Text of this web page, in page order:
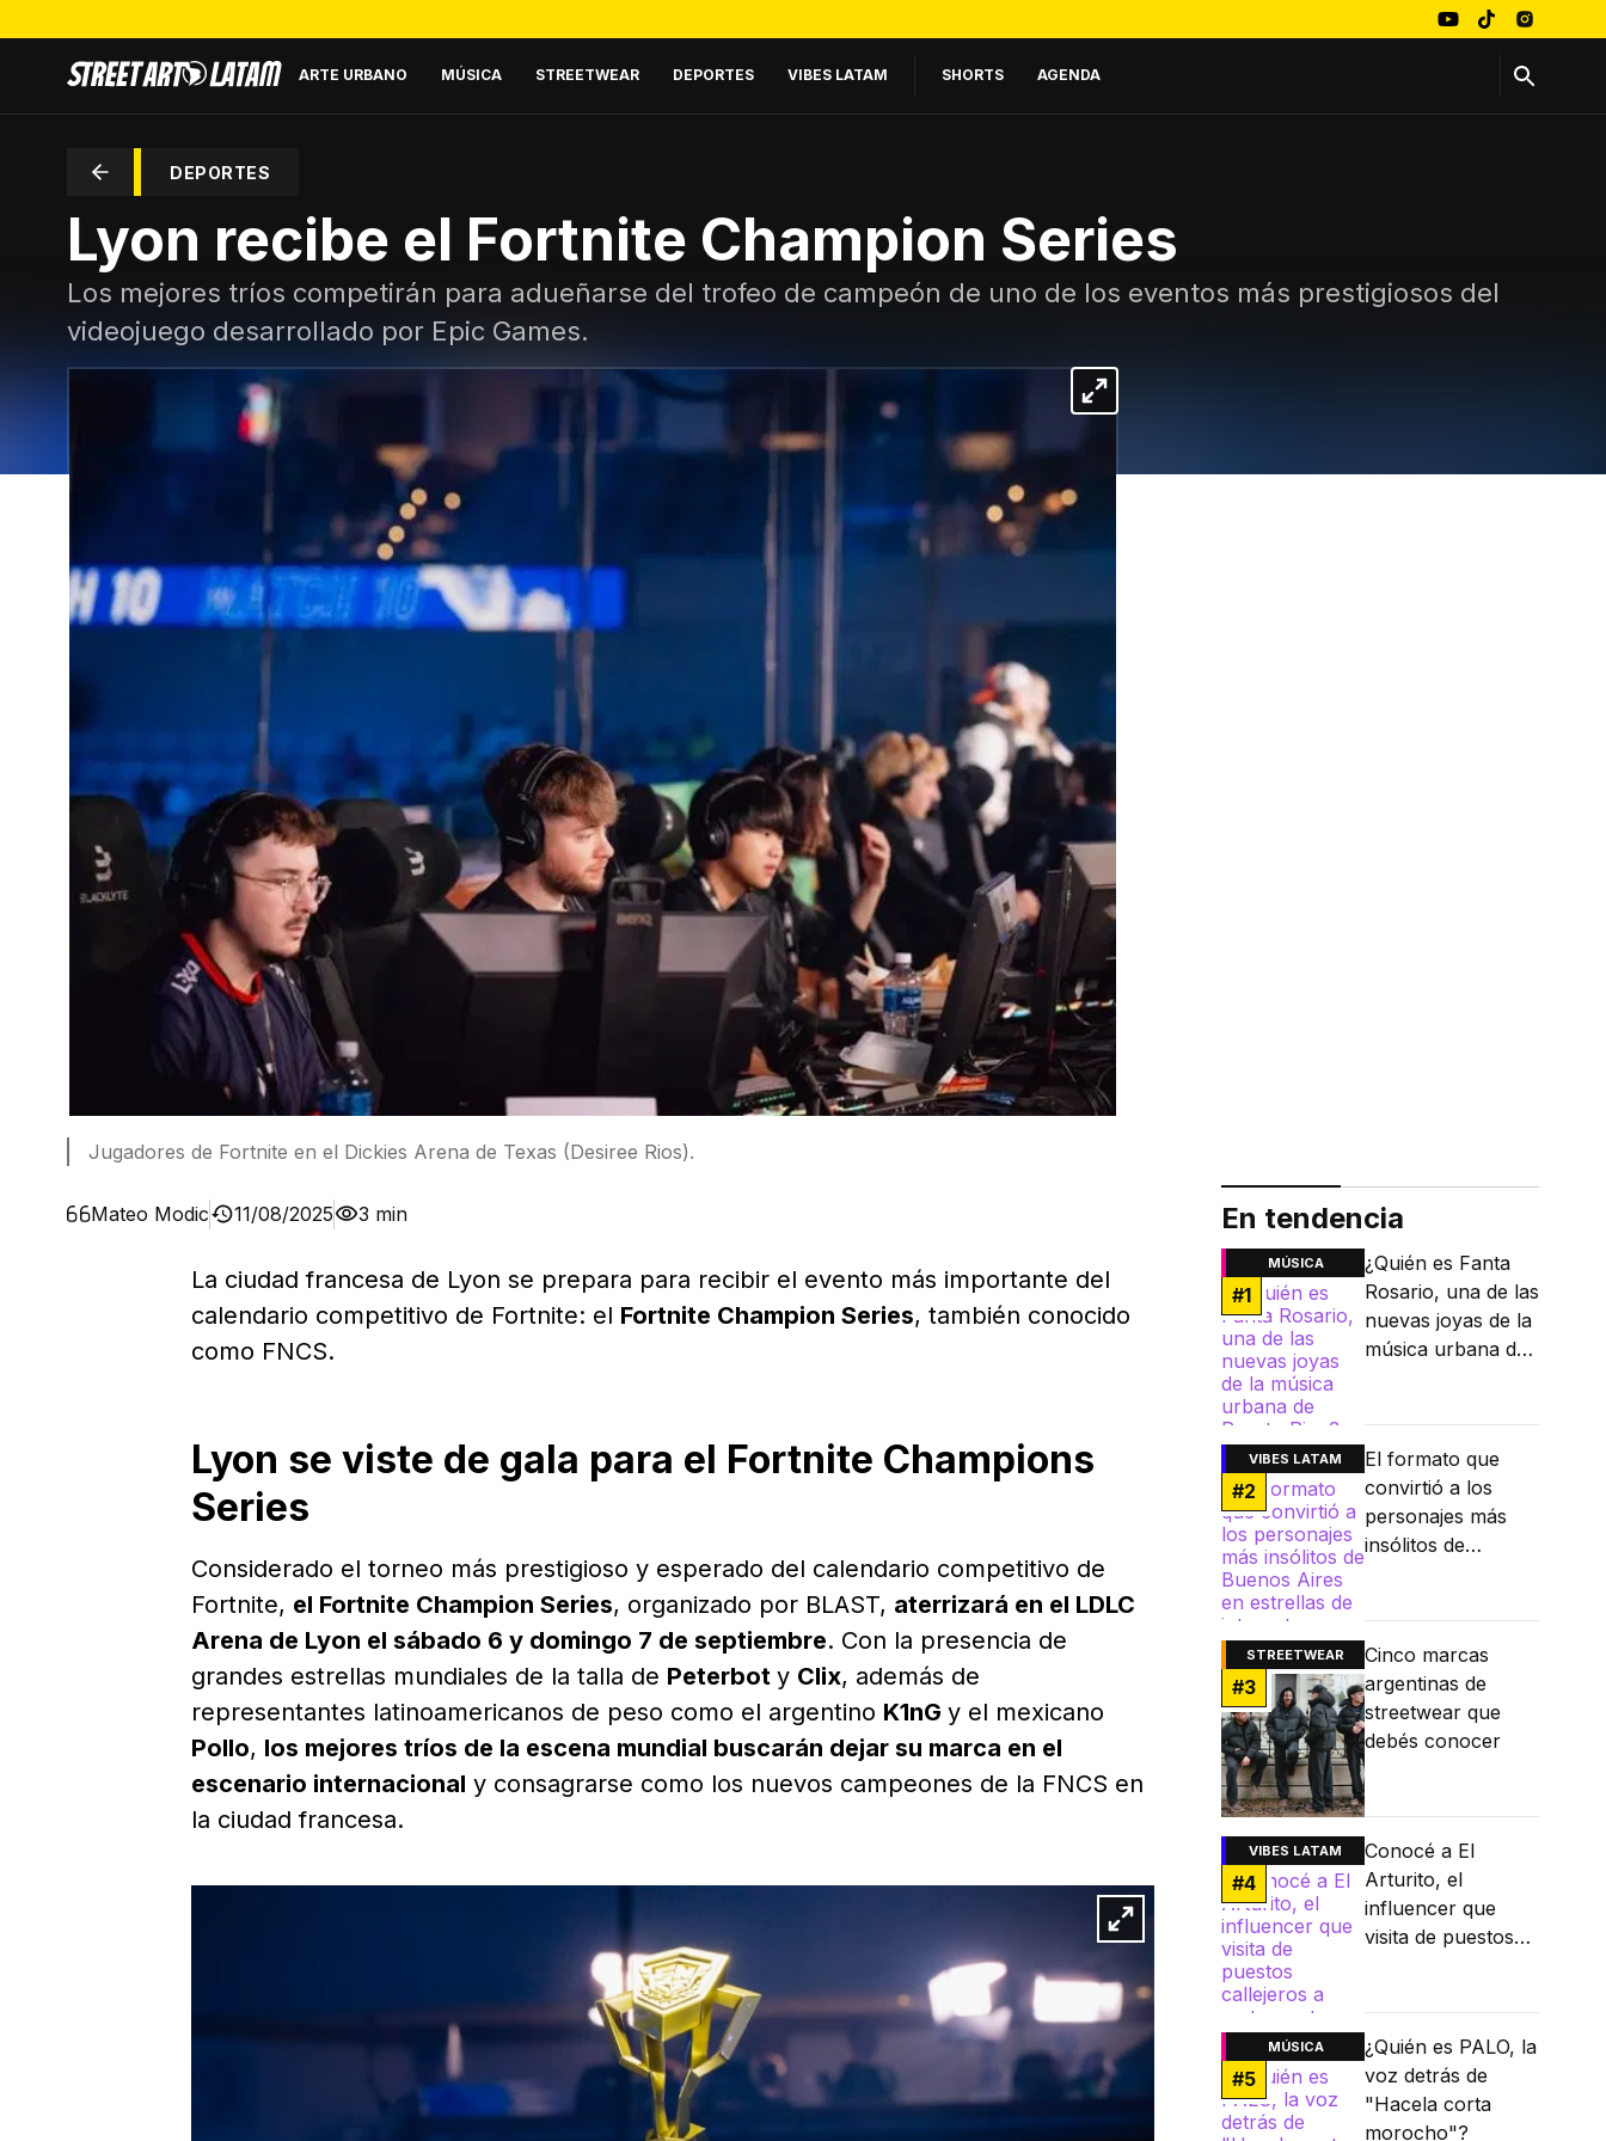
ARTE URBANO MÚSICA STREETWEAR DEPORTES VIBES LATAM SHORTS AGENDA
DEPORTES
Lyon recibe el Fortnite Champion Series
Los mejores tríos competirán para adueñarse del trofeo de campeón de uno de los eventos más prestigiosos del
videojuego desarrollado por Epic Games.
Jugadores de Fortnite en el Dickies Arena de Texas (Desiree Rios).
Mateo Modic 11/08/2025 3 min
La ciudad francesa de Lyon se prepara para recibir el evento más importante del
calendario competitivo de Fortnite: el Fortnite Champion Series, también conocido
como FNCS.
Lyon se viste de gala para el Fortnite Champions
Series
Considerado el torneo más prestigioso y esperado del calendario competitivo de
Fortnite, el Fortnite Champion Series, organizado por BLAST, aterrizará en el LDLC
Arena de Lyon el sábado 6 y domingo 7 de septiembre. Con la presencia de
grandes estrellas mundiales de la talla de Peterbot y Clix, además de
representantes latinoamericanos de peso como el argentino K1nG y el mexicano
Pollo, los mejores tríos de la escena mundial buscarán dejar su marca en el
escenario internacional y consagrarse como los nuevos campeones de la FNCS en
la ciudad francesa.
En tendencia
MÚSICA
#1
¿Quién es Fanta
Rosario, una de las
nuevas joyas de la
música urbana de
VIBES LATAM
#2
El formato que
convirtió a los
personajes más
insólitos de
STREETWEAR
#3
Cinco marcas
argentinas de
streetwear que
debés conocer
VIBES LATAM
#4
Conocé a El
Arturito, el
influencer que
visita de puestos
MÚSICA
#5
¿Quién es PALO, la
voz detrás de
"Hacela corta
morocho"?